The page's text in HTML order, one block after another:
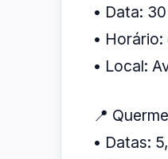
• Data:
• Horário:
• Local:
📍
• Datas: